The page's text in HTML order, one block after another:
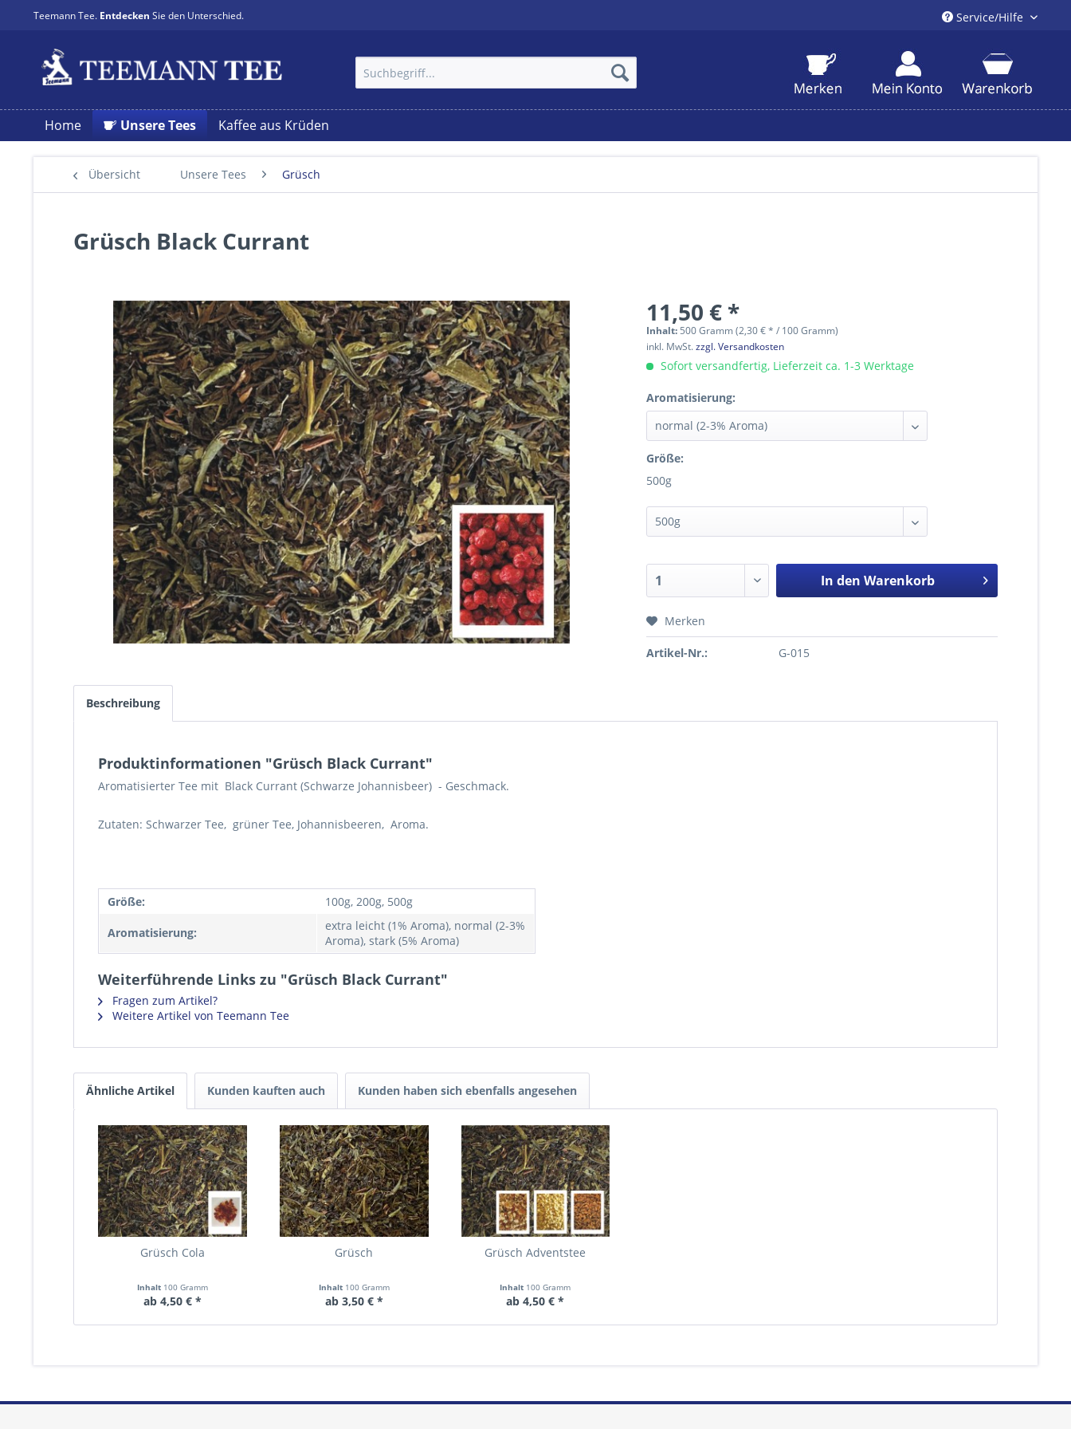
Teemann Tee. Entdecken Sie den Unterschied. Service/Hilfe
Home Unsere Tees Kaffee aus Krüden
Übersicht Unsere Tees Grüsch
Grüsch Black Currant
11,50 € *
Inhalt: 500 Gramm (2,30 € * / 100 Gramm)
inkl. MwSt.zzgl. Versandkosten
Sofort versandfertig, Lieferzeit ca. 1-3 Werktage
Aromatisierung:
Größe:
500g
In den Warenkorb
Merken
Artikel-Nr.: G-015
Beschreibung
Produktinformationen "Grüsch Black Currant"
Aromatisierter Tee mit Black Currant (Schwarze Johannisbeer) - Geschmack.
Zutaten: Schwarzer Tee, grüner Tee, Johannisbeeren, Aroma.
Größe: 100g, 200g, 500g
Aromatisierung:
extra leicht (1% Aroma), normal (2-3%
Aroma), stark (5% Aroma)
Weiterführende Links zu "Grüsch Black Currant"
Fragen zum Artikel?
Weitere Artikel von Teemann Tee
Ähnliche Artikel Kunden kauften auch Kunden haben sich ebenfalls angesehen
Grüsch Cola
Inhalt 100 Gramm
ab 4,50 € *
Grüsch
Inhalt 100 Gramm
ab 3,50 € *
Grüsch Adventstee
Inhalt 100 Gramm
ab 4,50 € *